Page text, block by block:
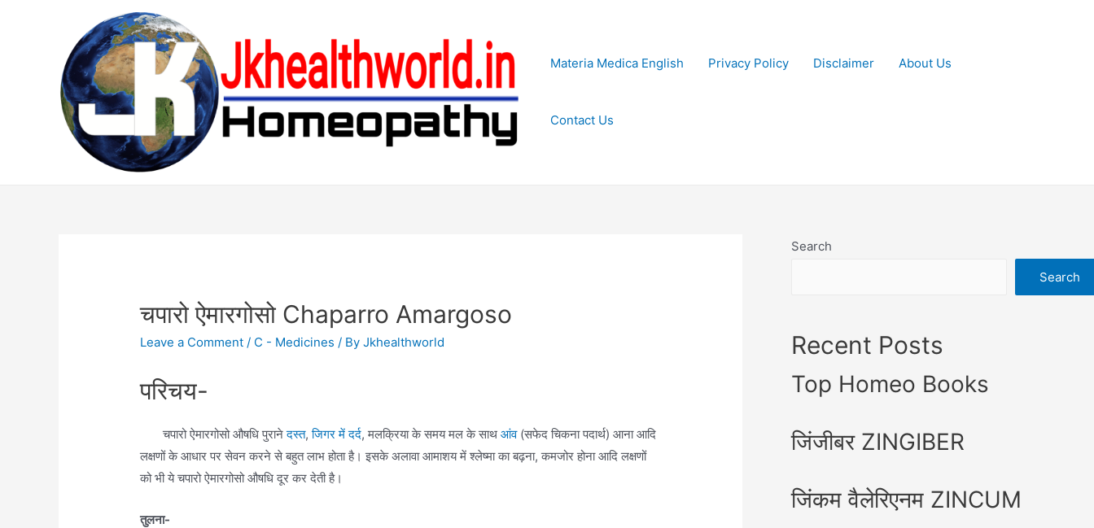
Materia Medica English Privacy Policy Disclaimer About Us
Contact Us
चपारो ऐमारगोसो Chaparro Amargoso
Leave a Comment / C - Medicines / ByJkhealthworld
परिचय-
चपारो ऐमारगोसो औषधि पुरानेदस्त,जिगर में दर्द, मलक्रिया के समय मल के साथआंव (सफेद चिकना पदार्थ) आना आदि
लक्षणों के आधार पर सेवन करने से बहुत लाभ होता है। इसके अलावा आमाशय में श्लेष्मा का बढ़ना, कमजोर होना आदि लक्षणों
को भी ये चपारो ऐमारगोसो औषधि दूर कर देती है।
तुलना-
Search
Search
Recent Posts
Top Homeo Books
जिंजीबर ZINGIBER
जिंकम वैलेरिएनम ZINCUM